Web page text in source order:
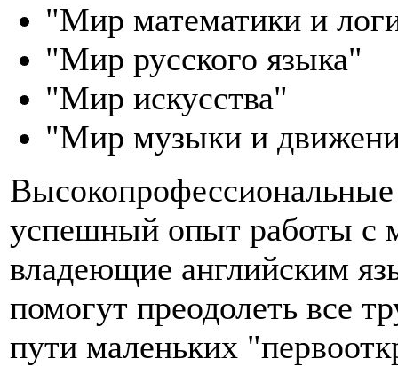
"Мир математики и
"Мир русского языка"
"Мир искусства"
"Мир музыки и
успешный опыт работы с
владеющие английским
помогут преодолеть все
пути маленьких